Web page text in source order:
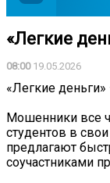
️«Легкие
08:0019.05.2026
️«Легкие
Мошенники все
студентов в
предлагают
соучастниками